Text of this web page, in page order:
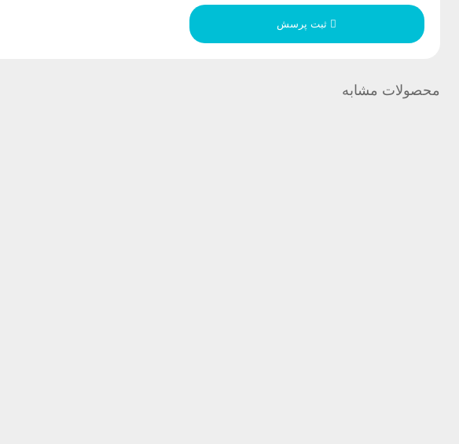
ثبت پرسش
محصولات مشابه